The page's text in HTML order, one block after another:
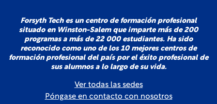
Forsyth Tech es un centro de formación profesional
situado en Winston-Salem que imparte más de 200
programas a más de 22 000 estudiantes. Ha sido
reconocido como uno de los 10 mejores centros de
formación profesional del país por el éxito profesional de
sus alumnos a lo largo de su vida.
Ver todas las sedes
Póngase en contacto con nosotros